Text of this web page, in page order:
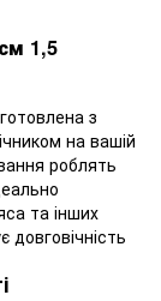
1,5
з
на вашій
роблять
та інших
довговічність